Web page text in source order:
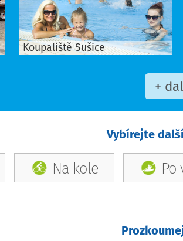
Koupaliště Sušice
+
Vybírejte
Na kole Po